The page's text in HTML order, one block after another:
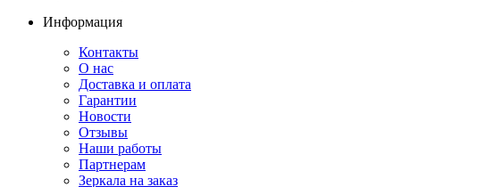
Информация
Контакты
О нас
Доставка и оплата
Гарантии
Новости
Отзывы
Наши работы
Партнерам
Зеркала на заказ